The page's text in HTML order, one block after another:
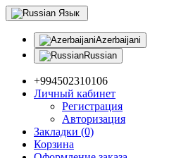
Язык
Azerbaijani
Russian
+994502310106
Личный кабинет
Регистрация
Авторизация
Закладки (0)
Корзина